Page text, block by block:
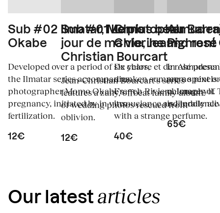
Sub #02 Ilmatar, Momo
Okabe
Developed over a period of six years,
the Ilmatar series accompanies
photographer Momo Okabe's
pregnancy, initiated by in vitro
fertilization.
12€
Sub #01 Le plus beau
jour de ma vie, Jean-
Christian Bourcart
Jean-Christian Bourcart's series
features a zany, offbeat family album
of wedding photos rescued from
oblivion.
12€
Christopher
Chlorine and rosé
De chlore et de rosé
drunken summers spent
French Riviera. Images of
insouciance and
with a strange perfume.
40€
Pigment
In Almudena
are no pixels
chlorophyll.
is literally
65€
Our latest articles